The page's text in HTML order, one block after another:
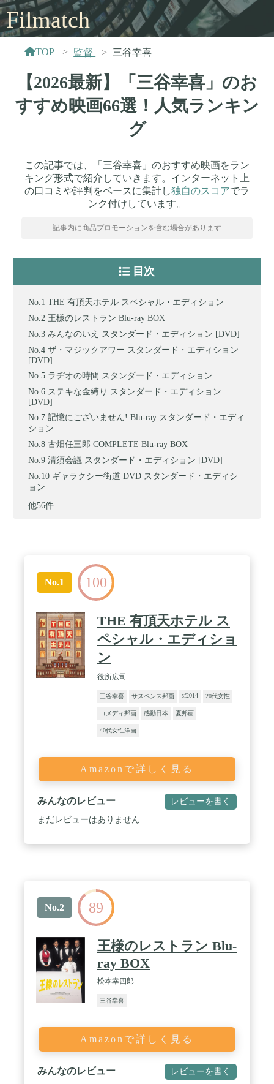
Filmatch
TOP 監督 三谷幸喜
【2026最新】「三谷幸喜」のお
すすめ映画66選！人気ランキン
グ
この記事では、「三谷幸喜」のおすすめ映画をラン
キング形式で紹介していきます。インターネット上
の口コミや評判をベースに集計し独自のスコアでラ
ンク付けしています。
記事内に商品プロモーションを含む場合があります
目次
THE 有頂天ホテル スペシャル・エディション
王様のレストラン Blu-ray BOX
みんなのいえ スタンダード・エディション [DVD]
ザ・マジックアワー スタンダード・エディション
[DVD]
ラヂオの時間 スタンダード・エディション
ステキな金縛り スタンダード・エディション
[DVD]
記憶にございません! Blu-ray スタンダード・エディ
ション
古畑任三郎 COMPLETE Blu-ray BOX
清須会議 スタンダード・エディション [DVD]
ギャラクシー街道 DVD スタンダード・エディシ
ョン
他56件
No.1 100
THE 有頂天ホテル ス
ペシャル・エディショ
ン
役所広司
三谷幸喜 サスペンス邦画 sf2014 20代女性
コメディ邦画 感動日本 夏邦画
40代女性洋画
Amazonで詳しく見る
みんなのレビュー レビューを書く
まだレビューはありません
No.2 89
王様のレストラン Blu-
ray BOX
松本幸四郎
三谷幸喜
Amazonで詳しく見る
みんなのレビュー レビューを書く